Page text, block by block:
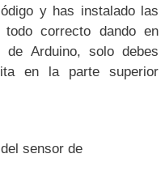
nombre DHT y dentro
y
en tu carpeta DHT.zip